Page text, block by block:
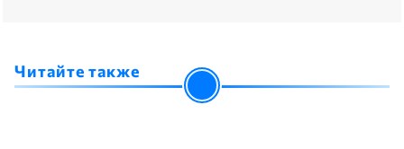
Читайте также